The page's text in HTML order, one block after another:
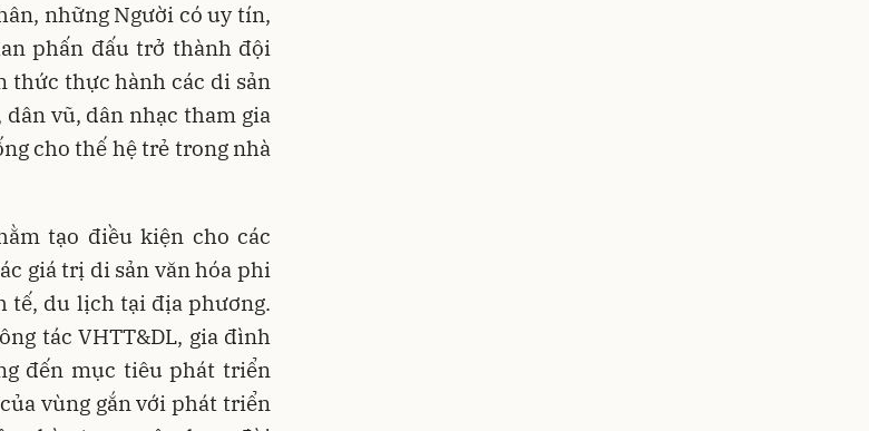
những Người có uy tín,
phấn đấu trở thành đội
thức thực hành các di sản
vũ, dân nhạc tham gia
cho thế hệ trẻ trong nhà
tạo điều kiện cho các
giá trị di sản văn hóa phi
tế, du lịch tại địa phương.
tác VHTT&DL, gia đình
đến mục tiêu phát triển
vùng gắn với phát triển